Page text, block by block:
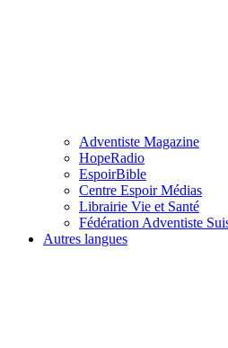
Adventiste Magazine
HopeRadio
EspoirBible
Centre Espoir Médias
Librairie Vie et Santé
Fédération Adventiste
Autres langues